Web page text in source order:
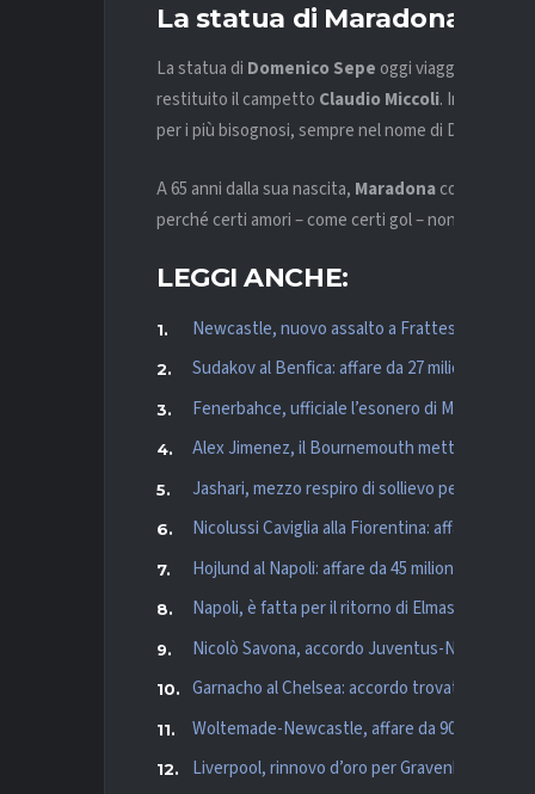
La statua di Maradona e
La statua di Domenico Sepe oggi viaggerà per la
restituito il campetto Claudio Miccoli. In serata,
per i più bisognosi, sempre nel nome di Diego.
A 65 anni dalla sua nascita, Maradonacontinua a
perché certi amori – come certi gol – non finiscono
LEGGI ANCHE:
Newcastle, nuovo assalto a Frattesi: l’Inter
Sudakov al Benfica: affare da 27 milioni più
Fenerbahce, ufficiale l’esonero di Mourinho
Alex Jimenez, il Bournemouth mette la freccia
Jashari, mezzo respiro di sollievo per il Milan: il
Nicolussi Caviglia alla Fiorentina: affare da circa
Hojlund al Napoli: affare da 45 milioni per
Napoli, è fatta per il ritorno di Elmas: colpo a
Nicolò Savona, accordo Juventus-Nottingham:
Garnacho al Chelsea: accordo trovato con il
Woltemade-Newcastle, affare da 90 milioni con
Liverpool, rinnovo d’oro per Gravenberch: